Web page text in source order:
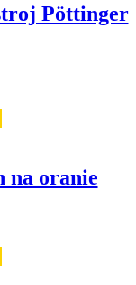
Pöttinger
na oranie